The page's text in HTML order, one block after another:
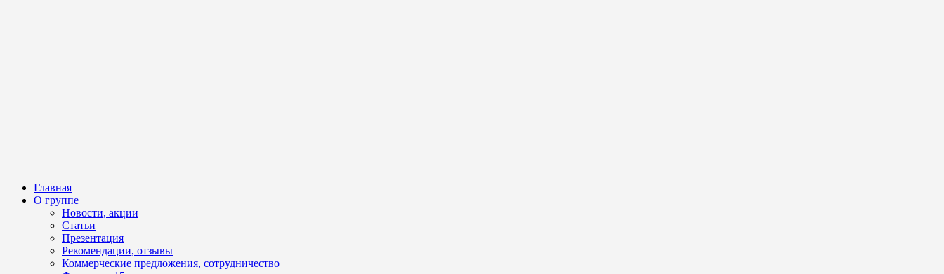
Главная
О группе
Новости, акции
Статьи
Презентация
Рекомендации, отзывы
Коммерческие предложения, сотрудничество